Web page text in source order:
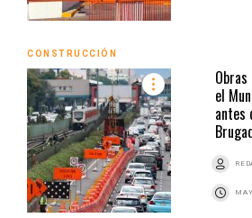
CONSTRUCCIÓN
el
antes